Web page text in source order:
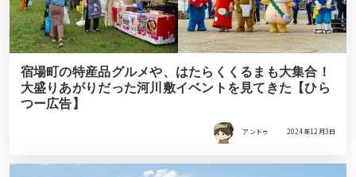
宿場町の特産品グルメや、はたらくくるまも大集合！
大盛りあがりだった河川敷イベントを見てきた【ひら
つー広告】
アンドゥ 2024年12月3日